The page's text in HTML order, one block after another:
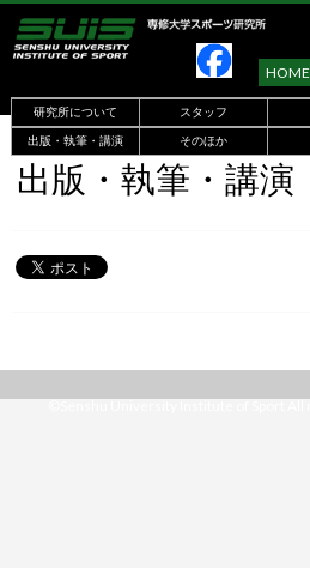
HOME
研究所について スタッフ
出版・執筆・講演
そのほか
出版・執筆・講演